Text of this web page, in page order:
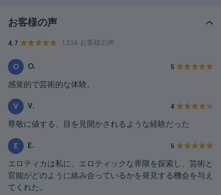
お客様の声
4.7 · 1.236 お客様の声
O O. 5
感覚的で芸術的な体験。
V V. 4
尊敬に値する、目を見開かされるような経験だった
E E. 5
エロティカは私に、エロティックな界隈を探索し、芸術と
官能がどのように絡み合っているかを発見する機会を与え
てくれた。